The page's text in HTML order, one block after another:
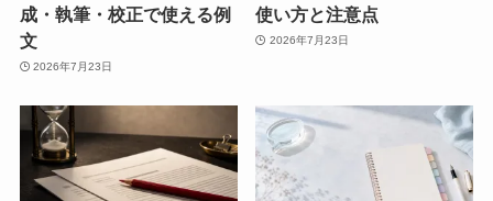
成・執筆・校正で使える例
文
2026年7月23日
使い方と注意点
2026年7月23日